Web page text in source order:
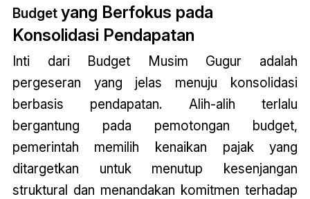
Budget yang Berfokus pada
Konsolidasi Pendapatan
Inti dari Budget Musim Gugur adalah
pergeseran yang jelas menuju konsolidasi
berbasis pendapatan. Alih-alih terlalu
bergantung pada pemotongan budget,
pemerintah memilih kenaikan pajak yang
ditargetkan untuk menutup kesenjangan
struktural dan menandakan komitmen terhadap